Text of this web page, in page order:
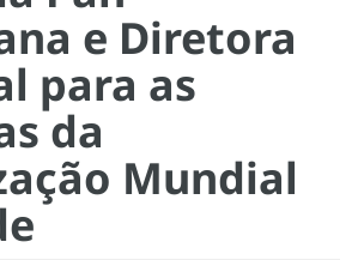
e Diretora
para as
da
Mundial